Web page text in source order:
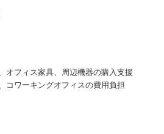
オフィス家具、周辺機器の購入支援
コワーキングオフィスの費用負担